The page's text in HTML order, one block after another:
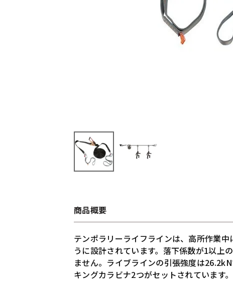
商品概要
テンポラリーライフラインは、高所作業
うに設計されています。落下係数が1以上
ません。ライブラインの引張強度は
キングカラビナ2つがセットされています。